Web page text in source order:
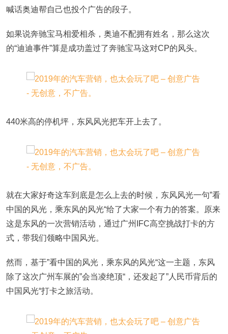
喊话奥迪帮自己也投个广告的段子。
如果说奔驰宝马相爱相杀，奥迪不配拥有姓名，那么这次
的“迪迪事件”算是成功盖过了奔驰宝马这对CP的风头。
440米高的停机坪，东风风光把车开上去了。
就在大家好奇这车到底是怎么上去的时候，东风风光一句”看
中国的风光，乘东风的风光“给了大家一个有力的答案。原来
这是东风的一次营销活动，通过广州IFC高空挑战打卡的方
式，带我们领略中国风光。
然而，基于”看中国的风光，乘东风的风光“这一主题，东风
除了这次广州车展的”会当凌绝顶“，还发起了”人民币背后的
中国风光“打卡之旅活动。